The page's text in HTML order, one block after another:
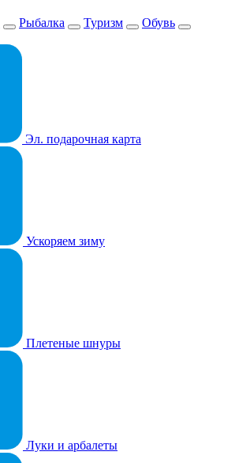
Рыбалка Туризм
Обувь
Эл. подарочная карта
Ускоряем зиму
Плетеные шнуры
Луки и арбалеты